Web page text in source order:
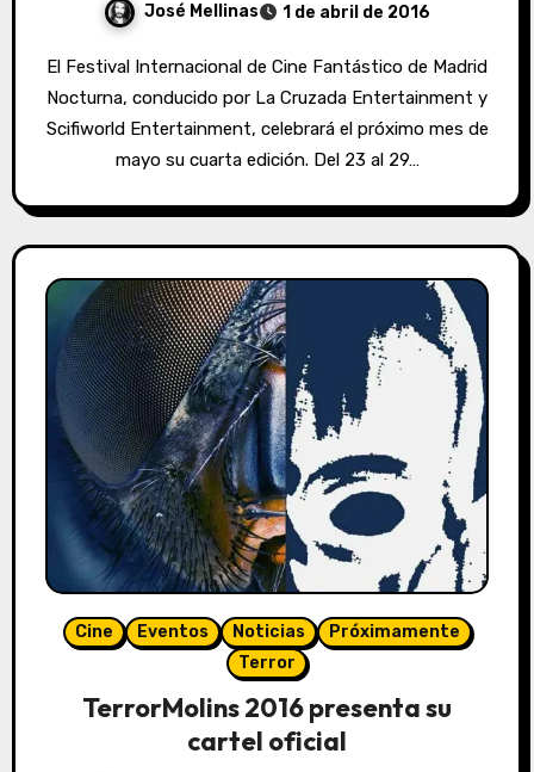
José Mellinas 1 de abril de 2016
El Festival Internacional de Cine Fantástico de Madrid
Nocturna, conducido por La Cruzada Entertainment y
Scifiworld Entertainment, celebrará el próximo mes de
mayo su cuarta edición. Del 23 al 29…
Cine Eventos Noticias
Próximamente
Terror
TerrorMolins 2016 presenta su
cartel oficial